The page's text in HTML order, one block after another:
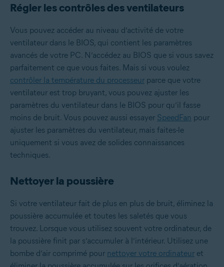
Régler les contrôles des ventilateurs
Vous pouvez accéder au niveau d’activité de votre
ventilateur dans le BIOS, qui contient les paramètres
avancés de votre PC. N’accédez au BIOS que si vous savez
parfaitement ce que vous faites. Mais si vous voulez
contrôler la température du processeur parce que votre
ventilateur est trop bruyant, vous pouvez ajuster les
paramètres du ventilateur dans le BIOS pour qu’il fasse
moins de bruit. Vous pouvez aussi essayer SpeedFan pour
ajuster les paramètres du ventilateur, mais faites-le
uniquement si vous avez de solides connaissances
techniques.
Nettoyer la poussière
Si votre ventilateur fait de plus en plus de bruit, éliminez la
poussière accumulée et toutes les saletés que vous
trouvez. Lorsque vous utilisez souvent votre ordinateur, de
la poussière finit par s’accumuler à l’intérieur. Utilisez une
bombe d’air comprimé pour nettoyer votre ordinateur et